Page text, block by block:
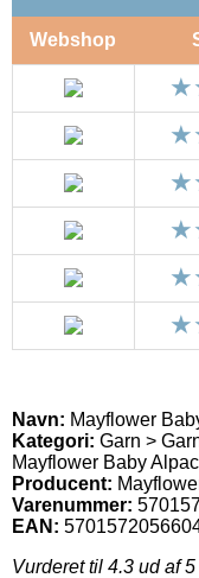
Webshop
Navn: Mayflower
Kategori: Garn >
Mayflower Baby
Producent:
Varenummer:
EAN:
Vurderet til 4.3 ud af